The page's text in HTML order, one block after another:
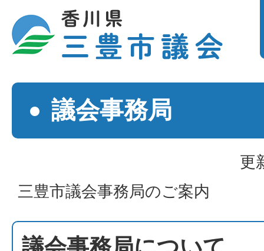
議会事務局
更
三豊市議会事務局のご案内